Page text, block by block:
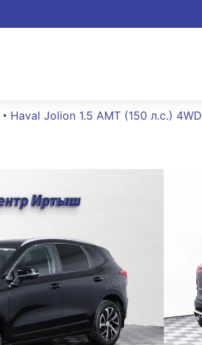
Haval Jolion 1.5 AMT (150 л.с.) 4WD